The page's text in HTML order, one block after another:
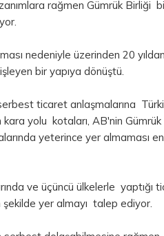
rağmen Gümrük Birliği
nedeniyle üzerinden 20
bir yapıya dönüştü.
ticaret anlaşmalarına
yolu kotaları, AB'nin
yeterince yer almaması
ve üçüncü ülkelerle yaptığı
yer almayı talep ediyor.